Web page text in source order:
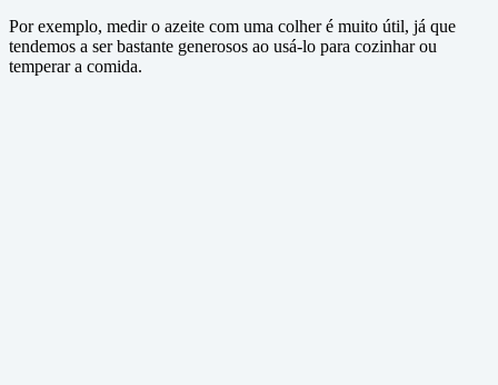
Por exemplo, medir o azeite com uma colher é muito útil, já que
tendemos a ser bastante generosos ao usá-lo para cozinhar ou
temperar a comida.